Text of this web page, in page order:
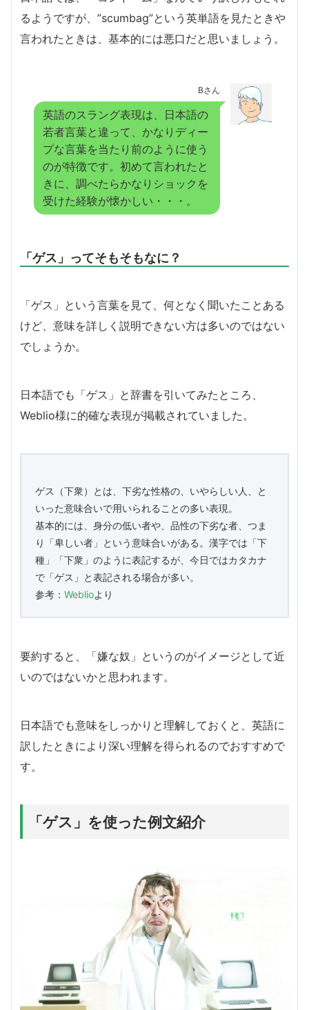
るようですが、”scumbag”という英単語を見たときや
言われたときは、基本的には悪口だと思いましょう。
Bさん
英語のスラング表現は、日本語の
若者言葉と違って、かなりディー
プな言葉を当たり前のように使う
のが特徴です。初めて言われたと
きに、調べたらかなりショックを
受けた経験が懐かしい・・・。
「ゲス」ってそもそもなに？
「ゲス」という言葉を見て、何となく聞いたことある
けど、意味を詳しく説明できない方は多いのではない
でしょうか。
日本語でも「ゲス」と辞書を引いてみたところ、
Weblio様に的確な表現が掲載されていました。
ゲス（下衆）とは、下劣な性格の、いやらしい人、と
いった意味合いで用いられることの多い表現。
基本的には、身分の低い者や、品性の下劣な者、つま
り「卑しい者」という意味合いがある。漢字では「下
種」「下衆」のように表記するが、今日ではカタカナ
で「ゲス」と表記される場合が多い。
参考： Weblioより
要約すると、「嫌な奴」というのがイメージとして近
いのではないかと思われます。
日本語でも意味をしっかりと理解しておくと、英語に
訳したときにより深い理解を得られるのでおすすめで
す。
「ゲス」を使った例文紹介